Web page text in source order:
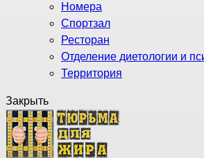
Номера
Спортзал
Ресторан
Отделение диетологии и
Территория
Закрыть